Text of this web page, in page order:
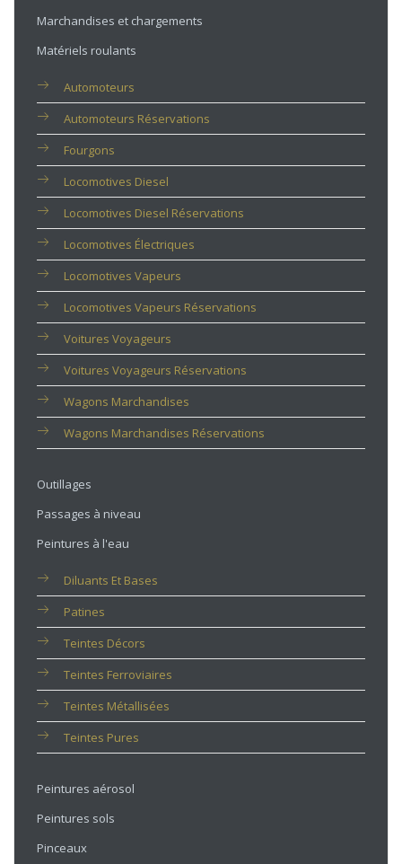
Marchandises et chargements
Matériels roulants
Automoteurs
Automoteurs Réservations
Fourgons
Locomotives Diesel
Locomotives Diesel Réservations
Locomotives Électriques
Locomotives Vapeurs
Locomotives Vapeurs Réservations
Voitures Voyageurs
Voitures Voyageurs Réservations
Wagons Marchandises
Wagons Marchandises Réservations
Outillages
Passages à niveau
Peintures à l'eau
Diluants Et Bases
Patines
Teintes Décors
Teintes Ferroviaires
Teintes Métallisées
Teintes Pures
Peintures aérosol
Peintures sols
Pinceaux